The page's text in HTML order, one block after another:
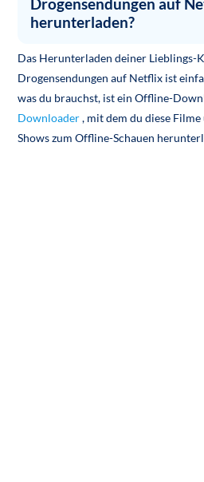
herunterladen?
Das Herunterladen deiner Lieblings-
Drogensendungen auf Netflix ist
was du brauchst, ist ein Offline-
Downloader, mit dem du diese
Shows zum Offline-Schauen